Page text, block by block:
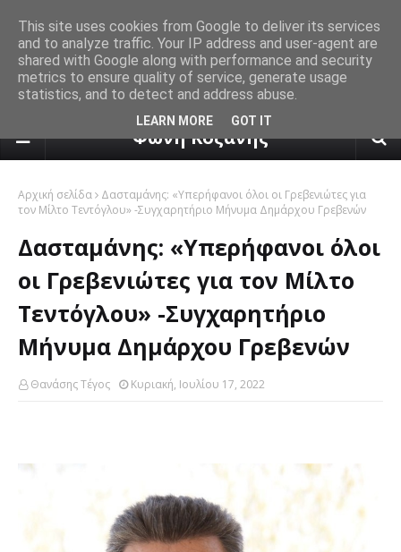
πρόγνωση καιρού από το
Φωνή Κοζάνης
Αρχική σελίδα
Δασταμάνης: «Υπερήφανοι όλοι οι Γρεβενιώτες για
τον Μίλτο Τεντόγλου» -Συγχαρητήριο Μήνυμα Δημάρχου Γρεβενών
Δασταμάνης: «Υπερήφανοι όλοι
οι Γρεβενιώτες για τον Μίλτο
Τεντόγλου» -Συγχαρητήριο
Μήνυμα Δημάρχου Γρεβενών
Θανάσης Τέγος Κυριακή, Ιουλίου 17, 2022
This site uses cookies from Google to deliver its services
and to analyze traffic. Your IP address and user-agent are
shared with Google along with performance and security
metrics to ensure quality of service, generate usage
statistics, and to detect and address abuse.
LEARN MORE GOT IT